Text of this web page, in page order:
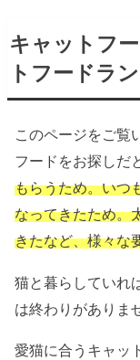
キャットフ
トフードラ
このページをご覧
フードをお探しだ
もらうため。いつ
なってきたため。
きたなど、様々な
猫と暮らしていれ
は終わりがありま
愛猫に合うキャッ